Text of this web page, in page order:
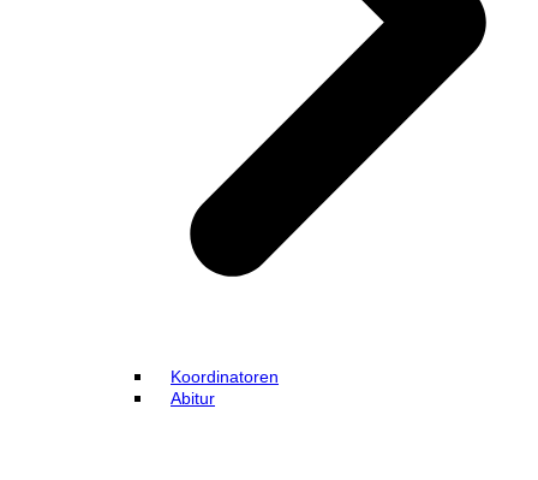
Koordinatoren
Abitur